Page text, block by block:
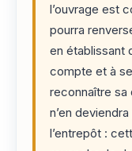
l’ouvrage est
pourra
en établissant
compte et à
reconnaître sa
n’en
l’entrepôt :